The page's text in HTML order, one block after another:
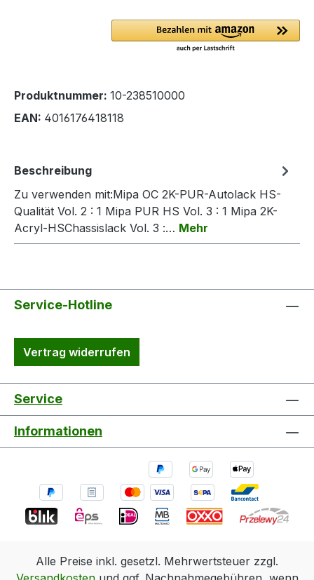
Produktnummer: 10-238510000
EAN: 4016176418118
Beschreibung
Zu verwenden mit:Mipa OC 2K-PUR-Autolack HS-
Qualität Vol. 2 : 1 Mipa PUR HS Vol. 3 : 1 Mipa 2K-
Acryl-HSChassislack Vol. 3 :… Mehr
Service-Hotline
Vertrag widerrufen
Service
Informationen
Alle Preise inkl. gesetzl. Mehrwertsteuer zzgl.